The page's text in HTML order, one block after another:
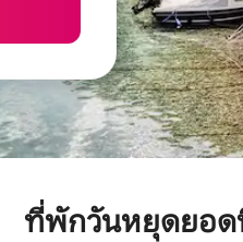
ที่พักวันหยุดยอด